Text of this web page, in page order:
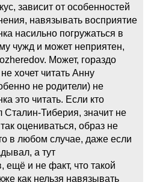
зависит от особенностей
навязывать восприятие
насильно погружаться в
чужд и может неприятен,
Может, гораздо
хочет читать Анну
не родители) не
это читать. Если кто
Тиберия, значит не
оцениваться, образ не
в любом случае, даже если
а тут
ещё и не факт, что такой
как нельзя навязывать